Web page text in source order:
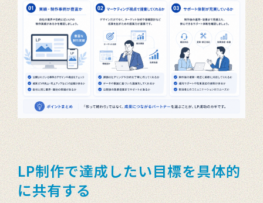
LP制作で達成したい目標を具体的
に共有する